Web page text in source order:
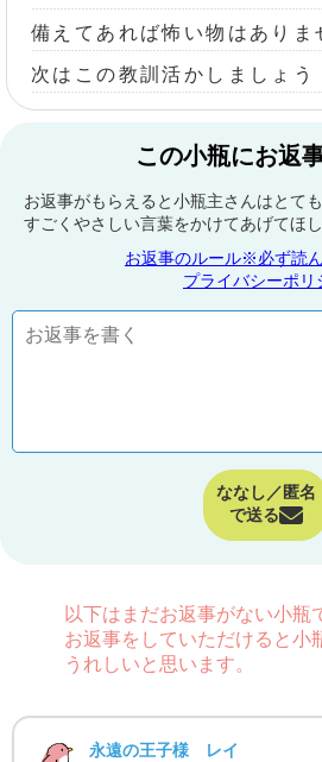
備えてあれば怖い物はありま
次はこの教訓活かしましょう
この小瓶にお返
お返事がもらえると小瓶主さんはとて
すごくやさしい言葉をかけてあげてほ
お返事のルール※必ず読
プライバシーポリ
ななし／匿名
で送る
以下はまだお返事がない小瓶
お返事をしていただけると小
うれしいと思います。
永遠の王子様 レイ